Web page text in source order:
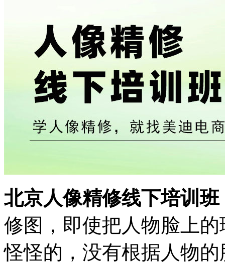
北京人像精修线下培训班
修图，即使把人物脸上
怪怪的，没有根据人物